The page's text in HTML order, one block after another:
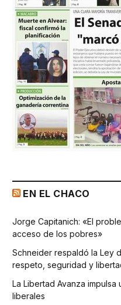
EN EL CHACO
Jorge Capitanich: «El
acceso de los pobres»
Schneider respaldó la Ley
respeto, seguridad y
La Libertad Avanza
liberales